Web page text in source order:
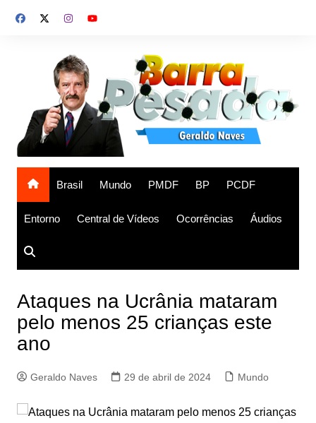
para
Brasil Mundo PMDF BP PCDF
Entorno Central de Vídeos Ocorrências Áudios
Ataques na Ucrânia mataram
pelo menos 25 crianças este
ano
Geraldo Naves 29 de abril de 2024 Mundo